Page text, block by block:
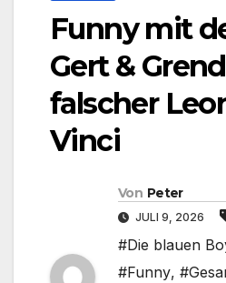
Funny mit
Gert &
falscher
Vinci
Von Peter
JULI 9, 2026
#Die blauen
#Funny,